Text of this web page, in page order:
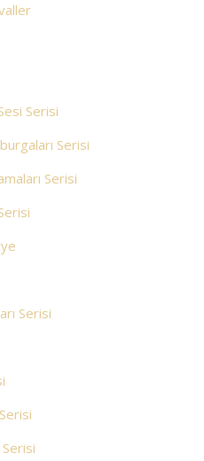
Serisi
Serisi
Serisi
Serisi
Serisi